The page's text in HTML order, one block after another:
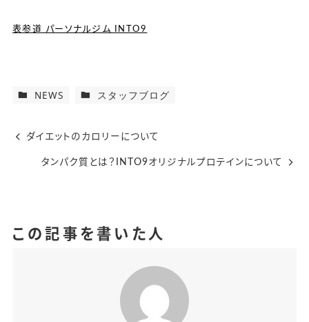
表参道 パーソナルジム INTO9
NEWS スタッフブログ
ダイエットのカロリーについて
タンパク質とは？INTO9オリジナルプロテインについて
この記事を書いた人